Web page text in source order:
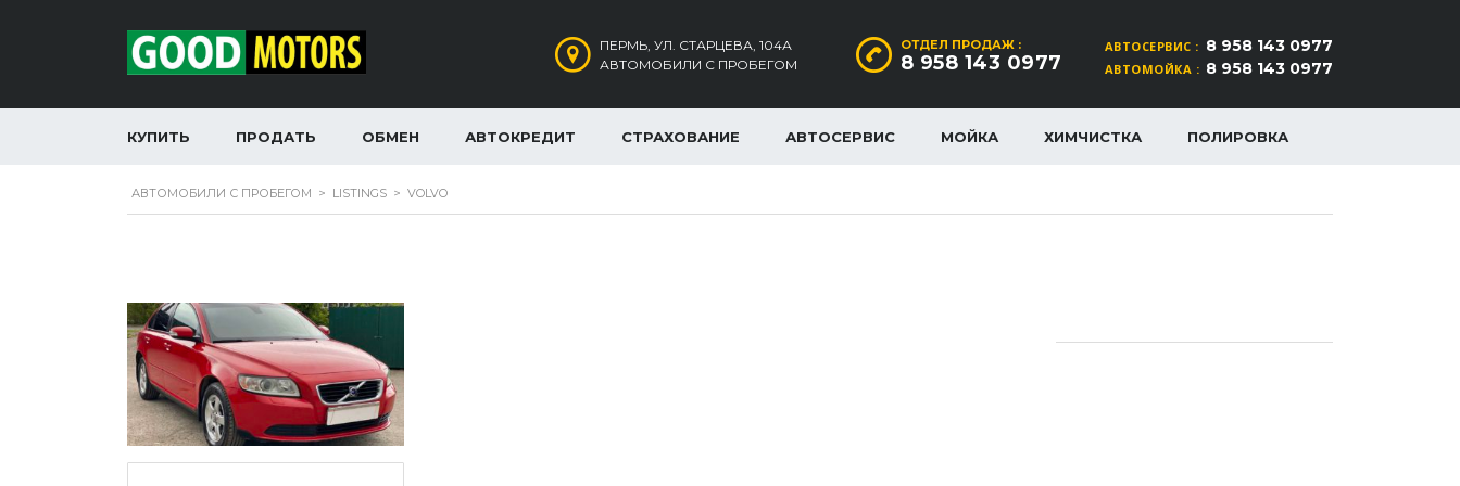
АВТОСЕРВИС : 8 958 143 0977
АВТОМОЙКА : 8 958 143 0977
ОТДЕЛ ПРОДАЖ :
8 958 143 0977
ПЕРМЬ, УЛ. СТАРЦЕВА, 104А
АВТОМОБИЛИ С ПРОБЕГОМ
КУПИТЬ ПРОДАТЬ ОБМЕН АВТОКРЕДИТ СТРАХОВАНИЕ АВТОСЕРВИС МОЙКА ХИМЧИСТКА ПОЛИРОВКА
АВТОМОБИЛИ С ПРОБЕГОМ > LISTINGS > VOLVO